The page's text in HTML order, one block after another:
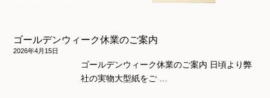
ゴールデンウィーク休業のご案内
2026年4月15日
ゴールデンウィーク休業のご案内 日頃より弊
社の実物大型紙をご …